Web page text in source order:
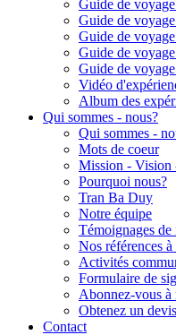
Guide de
Guide de
Guide de
Guide de
Guide de
Vidéo
Album des
Qui sommes - nous?
Qui sommes -
Mots de coeur
Mission - Vision
Pourquoi nous?
Tran Ba Duy
Notre équipe
Témoignages de
Nos références
Activités
Formulaire de
Abonnez-vous à
Obtenez un
Contact